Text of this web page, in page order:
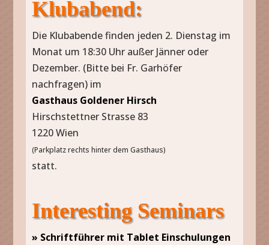
Klubabend:
Die Klubabende finden jeden 2. Dienstag im
Monat um 18:30 Uhr außer Jänner oder
Dezember. (Bitte bei Fr. Garhöfer
nachfragen) im
Gasthaus Goldener Hirsch
Hirschstettner Strasse 83
1220 Wien
(Parkplatz rechts hinter dem Gasthaus)
statt.
Interesting Seminars
» Schriftführer mit Tablet Einschulungen